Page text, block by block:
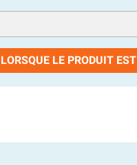
LE PRODUIT